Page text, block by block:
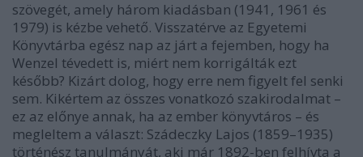
szövegét, amely három kiadásban (1941, 1961 és
1979) is kézbe vehető. Visszatérve az Egyetemi
Könyvtárba egész nap az járt a fejemben, hogy ha
Wenzel tévedett is, miért nem korrigálták ezt
később? Kizárt dolog, hogy erre nem figyelt fel senki
sem. Kikértem az összes vonatkozó szakirodalmat –
ez az előnye annak, ha az ember könyvtáros – és
megleltem a választ: Szádeczky Lajos (1859–1935)
történész tanulmányát, aki már 1892-ben felhívta a